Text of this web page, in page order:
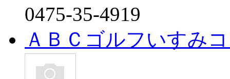
0475-35-4919
ＡＢＣゴルフいすみ